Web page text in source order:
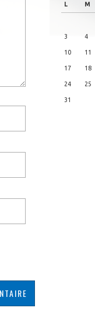
L M
3 4
10 11
17 18
24 25
31